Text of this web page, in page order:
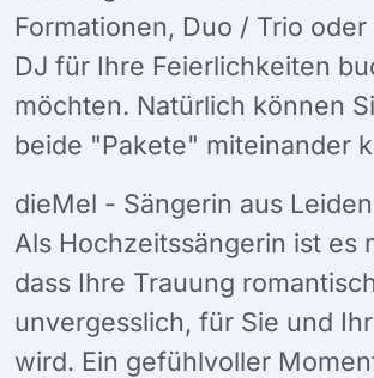
Formationen, Duo / Trio
DJ für Ihre Feierlichkeiten
möchten. Natürlich können
beide "Pakete" miteinander
dieMel - Sängerin aus
Als Hochzeitssängerin ist es
dass Ihre Trauung
unvergesslich, für Sie und
wird. Ein gefühlvoller